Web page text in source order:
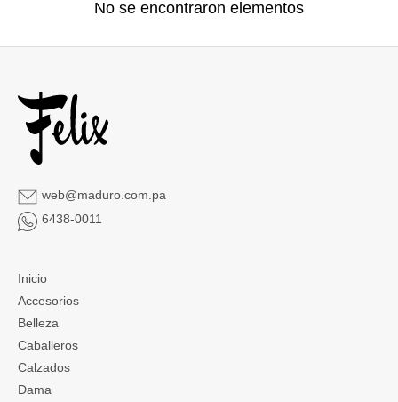
No se encontraron elementos
web@maduro.com.pa
6438-0011
Inicio
Accesorios
Belleza
Caballeros
Calzados
Dama